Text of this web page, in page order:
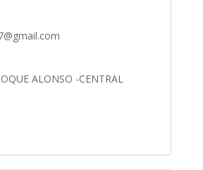
ALONSO -CENTRAL